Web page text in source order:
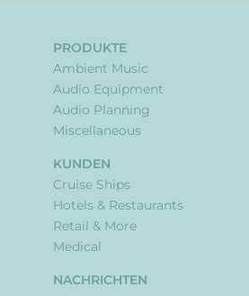
PRODUKTE
Ambient Music
Audio Equipment
Audio Planning
Miscellaneous
KUNDEN
Cruise Ships
Hotels & Restaurants
Retail & More
Medical
NACHRICHTEN